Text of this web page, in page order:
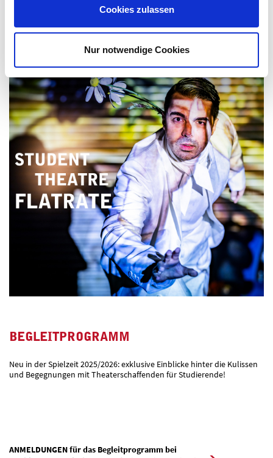
Cookies zulassen
Nur notwendige Cookies
BEGLEITPROGRAMM
Neu in der Spielzeit 2025/2026: exklusive Einblicke hinter die Kulissen
und Begegnungen mit Theaterschaffenden für Studierende!
ANMELDUNGEN für das Begleitprogramm bei